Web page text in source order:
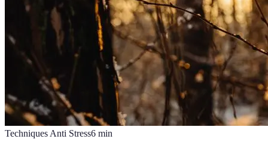
Techniques Anti Stress6 min